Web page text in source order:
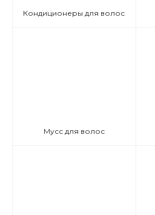
Кондиционеры для волос
Мусс для волос